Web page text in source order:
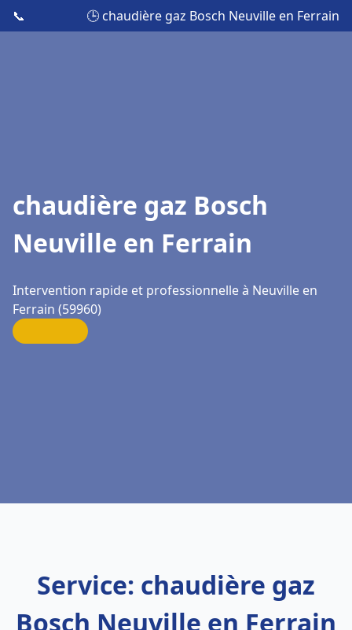
📞 🕒 chaudière gaz Bosch Neuville en Ferrain
chaudière gaz Bosch
Neuville en Ferrain
Intervention rapide et professionnelle à Neuville en
Ferrain (59960)
Service: chaudière gaz
Bosch Neuville en Ferrain